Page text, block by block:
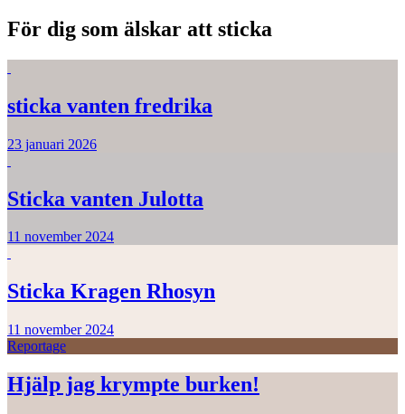
För dig som älskar att sticka
sticka vanten fredrika
23 januari 2026
Sticka vanten Julotta
11 november 2024
Sticka Kragen Rhosyn
11 november 2024
Reportage
Hjälp jag krympte burken!